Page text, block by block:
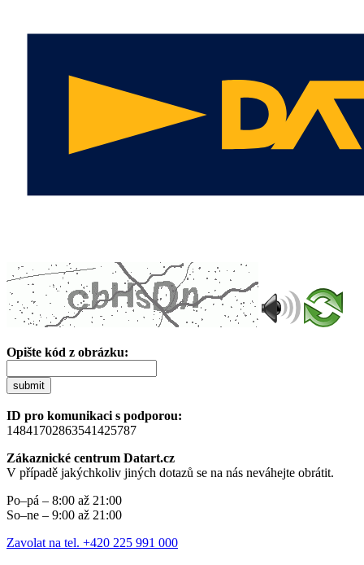
Opište kód z obrázku:
submit
ID pro komunikaci s podporou:
14841702863541425787
Zákaznické centrum Datart.cz
V případě jakýchkoliv jiných dotazů se na nás neváhejte obrátit.
Po–pá – 8:00 až 21:00
So–ne – 9:00 až 21:00
Zavolat na tel. +420 225 991 000